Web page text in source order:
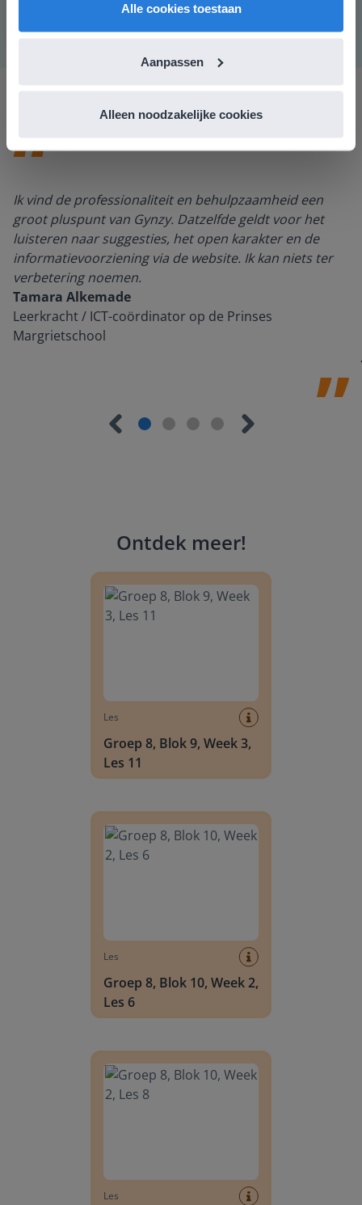
Alle cookies toestaan
Aanpassen
Alleen noodzakelijke cookies
Ik vind de professionaliteit en behulpzaamheid een
groot pluspunt van Gynzy. Datzelfde geldt voor het
luisteren naar suggesties, het open karakter en de
informatievoorziening via de website. Ik kan niets ter
verbetering noemen.
Tamara Alkemade
Leerkracht / ICT-coördinator op de Prinses
Margrietschool
Ontdek meer!
Les
Groep 8, Blok 9, Week 3,
Les 11
Les
Groep 8, Blok 10, Week 2,
Les 6
Les